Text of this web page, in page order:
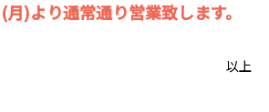
)より通常通り営業致します。
以上